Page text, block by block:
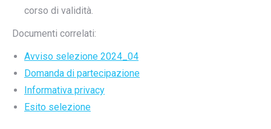
corso di validità.
Documenti correlati:
Avviso selezione 2024_04
Domanda di partecipazione
Informativa privacy
Esito selezione